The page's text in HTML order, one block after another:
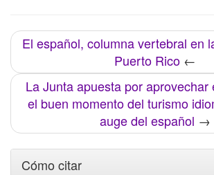
El español, columna vertebral en
Puerto Rico ←
La Junta apuesta por aprovechar
el buen momento del turismo
auge del español →
Cómo citar